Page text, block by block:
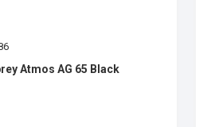
Atmos AG 65 Black